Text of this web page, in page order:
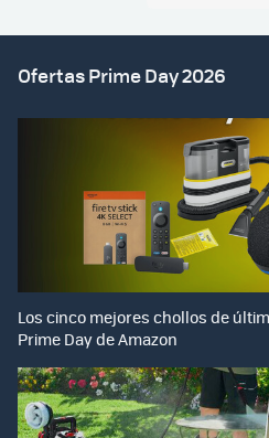
Ofertas Prime Day 2026
Los cinco mejores chollos de
Prime Day de Amazon